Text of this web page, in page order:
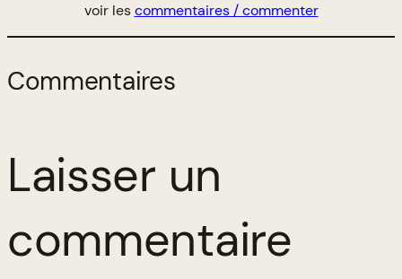
voir lescommentaires / commenter
Commentaires
Laisser un
commentaire